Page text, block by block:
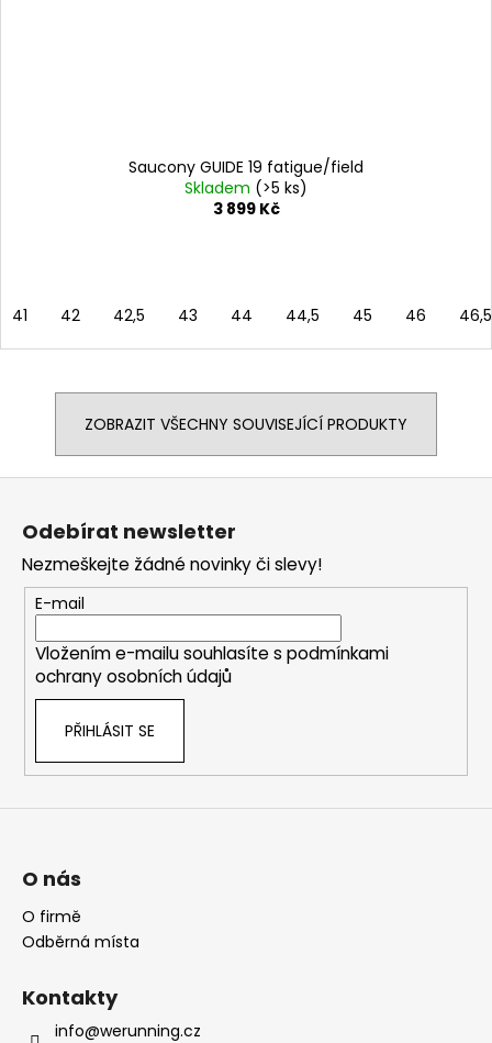
Saucony GUIDE 19 fatigue/field
Skladem (>5 ks)
3 899 Kč
41 42 42,5 43 44 44,5 45 46 46,5
ZOBRAZIT VŠECHNY SOUVISEJÍCÍ PRODUKTY
Odebírat newsletter
Nezmeškejte žádné novinky či slevy!
E-mail
Vložením e-mailu souhlasíte s podmínkami
ochrany osobních údajů
PŘIHLÁSIT SE
O nás
O firmě
Odběrná místa
Kontakty
info@werunning.cz